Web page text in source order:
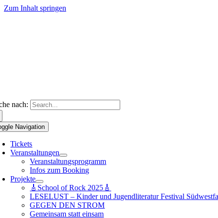
Zum Inhalt springen
nach:
Navigation
Tickets
Veranstaltungen
Veranstaltungsprogramm
Infos zum Booking
Projekte
🎸School of Rock 2025🎸
LESELUST – Kinder und Jugendliteratur Festival
GEGEN DEN STROM
Gemeinsam statt einsam